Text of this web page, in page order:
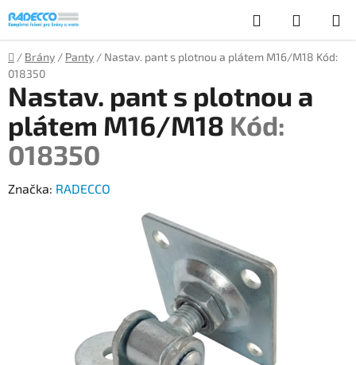
na
obsah
Hledat
KOŠÍK
Domů
/ Brány / Panty / Nastav. pant s plotnou a plátem M16/M18 Kód:
018350
Nastav. pant s plotnou a
plátem M16/M18 Kód:
018350
Značka: RADECCO